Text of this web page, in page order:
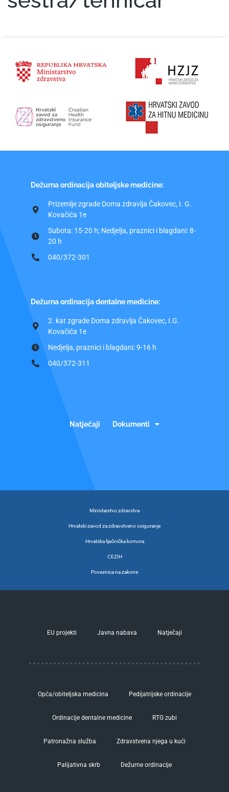
Dežurna ordinacija obiteljske medicine:
Prizemlje zgrade Doma zdravlja Čakovec, I. G.
Kovačića 1e
Subota: 15-20 h; Nedjelja, praznici i blagdani: 8-
20 h
040/372-301
Dežurna ordinacija dentalne medicine:
2. kat zgrade Doma zdravlja Čakovec, I.G.
Kovačića 1e
Nedjelja, praznici i blagdani: 9-16 h
040/372-311
Natječaji Dokumenti
Ministarstvo zdravstva
Hrvatski zavod za zdravstveno osiguranje
Hrvatska liječnička komora
CEZIH
Poveznica na zakone
EU projekti Javna nabava Natječaji
Opća/obiteljska medicina Pedijatrijske ordinacije
Ordinacije dentalne medicine RTG zubi
Patronažna služba Zdravstvena njega u kući
Palijativna skrb Dežurne ordinacije